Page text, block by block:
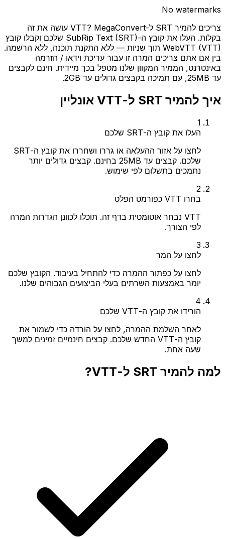
No watermarks
צריכים להמיר SRT ל-VTT? MegaConvert עושה את זה
בקלות. העלו את קובץ ה-SubRip Text (SRT) שלכם וקבלו קובץ
WebVTT (VTT) תוך שניות — ללא התקנת תוכנה, ללא הרשמה.
בין אם אתם צריכים המרה זו עבור עריכת וידאו / הזרמה
באינטרנט, הממיר המקוון שלנו מטפל בכך מיידית. חינם לקבצים
עד 25MB, עם תמיכה בקבצים גדולים עד 2GB.
איך להמיר SRT ל-VTT אונליין
1
העלו את קובץ ה-SRT שלכם
לחצו על אזור ההעלאה או גררו ושחררו את קובץ ה-SRT
שלכם. קבצים עד 25MB בחינם. קבצים גדולים יותר
נתמכים בתשלום לפי שימוש.
2
בחרו VTT כפורמט הפלט
VTT נבחר אוטומטית בדף זה. תוכלו לכוונן הגדרות המרה
לפי הצורך.
3
לחצו על המר
לחצו על כפתור ההמרה כדי להתחיל בעיבוד. הקובץ שלכם
יומר באמצעות השרתים בעלי הביצועים הגבוהים שלנו.
4
הורידו את קובץ ה-VTT שלכם
לאחר השלמת ההמרה, לחצו על הורדה כדי לשמור את
קובץ ה-VTT החדש שלכם. קבצים חינמיים זמינים למשך
שעה אחת.
למה להמיר SRT ל-VTT?